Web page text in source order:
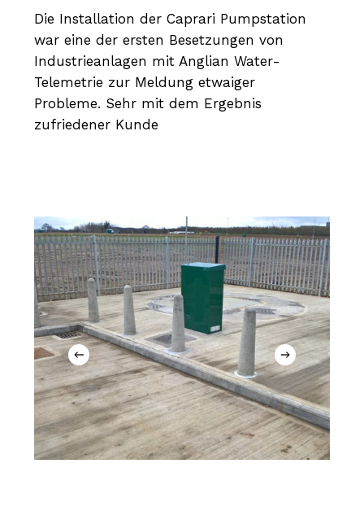
Die Installation der Caprari Pumpstation
war eine der ersten Besetzungen von
Industrieanlagen mit Anglian Water-
Telemetrie zur Meldung etwaiger
Probleme. Sehr mit dem Ergebnis
zufriedener Kunde